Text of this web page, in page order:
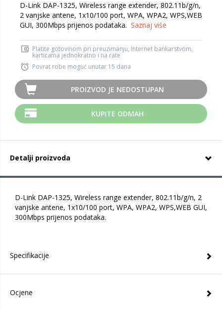
D-Link DAP-1325, Wireless range extender, 802.11b/g/n,
2 vanjske antene, 1x10/100 port, WPA, WPA2, WPS,WEB
GUI, 300Mbps prijenos podataka. Saznaj više
Platite gotovinom pri preuzimanju, Internet bankarstvom,
karticama jednokratno i na rate
Povrat robe moguć unutar 15 dana
PROIZVOD JE NEDOSTUPAN
KUPITE ODMAH
Detalji proizvoda
D-Link DAP-1325, Wireless range extender, 802.11b/g/n, 2
vanjske antene, 1x10/100 port, WPA, WPA2, WPS,WEB GUI,
300Mbps prijenos podataka.
Specifikacije
Ocjene